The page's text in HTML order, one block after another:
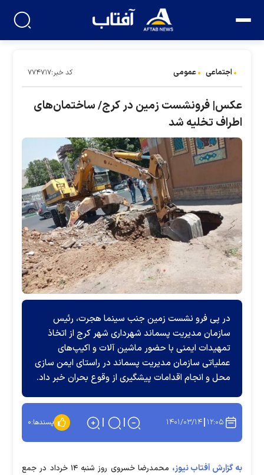
اجتماعی عمومی کد خبر:۷۷۴۷۱۷
عکس| فرونشست زمین در کرج/ ساختمان‌های
اطراف تخلیه شد
در پی فرو نشست زمین جنب سینما هجرت، رئیس
سازمان مدیریت پسماند شهرداری شهر کرج از اتخاذ
تمهیدات ایمنی با حضور ماشین آلات و اکیپ‌های
عملیاتی سازمان مدیریت پسماند در راستای ایمن سازی
محل و انجام اقدامات پیشگیری از وقوع بحران خبر داد.
۱۲:۰۵ ۱۴۰۱/۰۳/۱۴ پسندها:۰
به گزارش آفتاب نیوز،
محمدرضا خسروی روز شنبه ۱۴ خرداد در جمع